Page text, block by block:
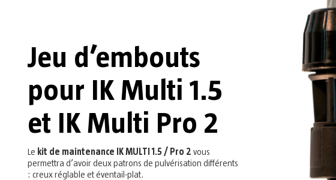
Jeu d’embouts
pour IK Multi 1.5
et IK Multi Pro 2
Le kit de maintenance IK MULTI 1.5 / Pro 2 vous
permettra d’avoir deux patrons de pulvérisation différents
: creux réglable et éventail-plat.